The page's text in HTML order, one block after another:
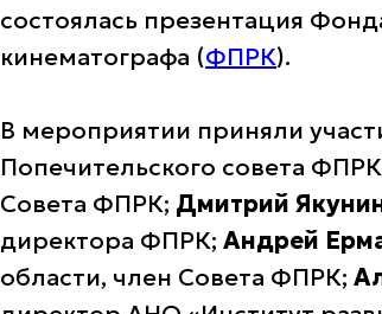
состоялась презентация
кинематографа (ФПРК).
В мероприятии приняли
Попечительского совета
Совета ФПРК; Дмитрий
директора ФПРК; Андрей
области, член Совета ФПРК;